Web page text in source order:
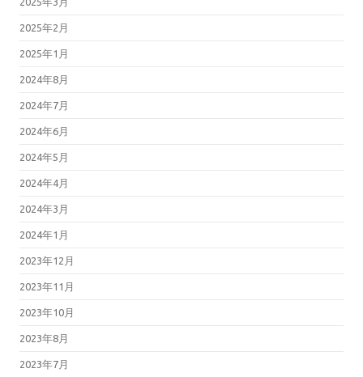
2025年2月
2025年1月
2024年8月
2024年7月
2024年6月
2024年5月
2024年4月
2024年3月
2024年1月
2023年12月
2023年11月
2023年10月
2023年8月
2023年7月